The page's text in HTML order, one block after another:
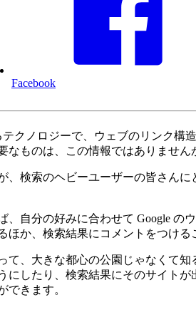
Facebook
クノロジーで、ウェブのリンク
なものは、この情報ではありませ
、検索のヘビーユーザーの皆さん
自分の好みに合わせて Google
ほか、検索結果にコメントをつけ
て、大きな都心の公園じゃなくて
にしたり、検索結果にそのサイト
できます。